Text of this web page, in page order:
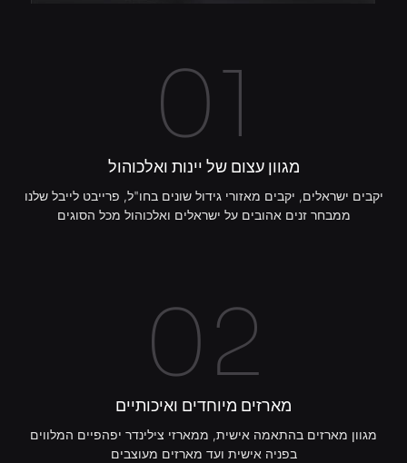
01
מגוון עצום של יינות ואלכוהול
יקבים ישראלים, יקבים מאזורי גידול שונים בחו"ל, פרייבט לייבל שלנו
ממבחר זנים אהובים על ישראלים ואלכוהול מכל הסוגים
02
מארזים מיוחדים ואיכותיים
מגוון מארזים בהתאמה אישית, ממארזי צילינדר יפהפיים המלווים
בפניה אישית ועד מארזים מעוצבים